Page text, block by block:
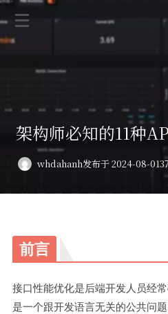
架构师必知的11种
whdahanh发布于 2024-08-01
前言
接口性能优化是后端开发人员经
是一个跟开发语言无关的公共问题